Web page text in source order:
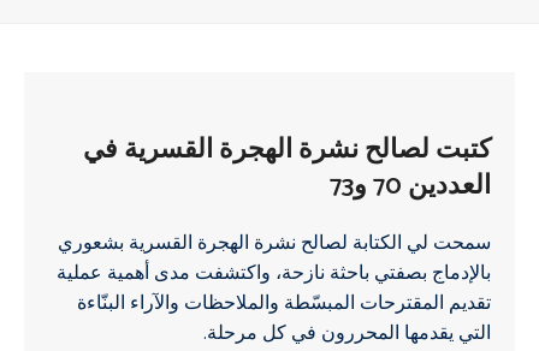
كتبت لصالح نشرة الهجرة القسرية في
العددين 70 و73
سمحت لي الكتابة لصالح نشرة الهجرة القسرية بشعوري
بالإدماج بصفتي باحثة نازحة، واكتشفت مدى أهمية عملية
تقديم المقترحات المبسّطة والملاحظات والآراء البنّاءة
التي يقدمها المحررون في كل مرحلة.